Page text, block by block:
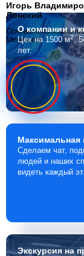
Игорь
Лонский
Основатель
Мебелино
О компаниии
Цех на 1500 м2,
лет.
Максимальная
Сделаем чат,
людей и наших
видеть каждый
Экскурсияна